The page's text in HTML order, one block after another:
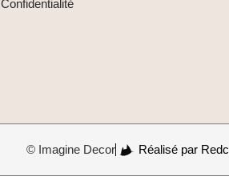
Confidentialité
© Imagine Decor Réalisé par